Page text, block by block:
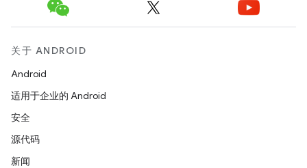
关于 ANDROID
Android
适用于企业的 Android
安全
源代码
新闻